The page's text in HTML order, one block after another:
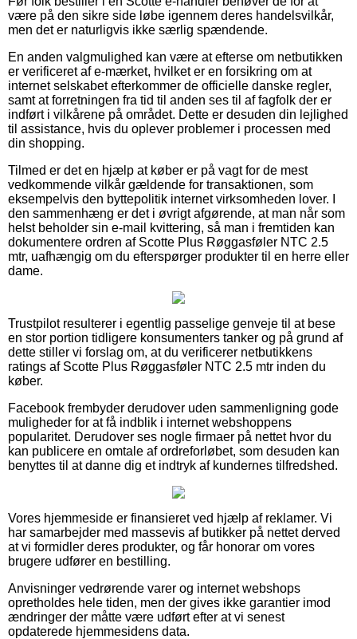
være på den sikre side løbe igennem deres handelsvilkår,
men det er naturligvis ikke særlig spændende.
En anden valgmulighed kan være at efterse om netbutikken
er verificeret af e-mærket, hvilket er en forsikring om at
internet selskabet efterkommer de officielle danske regler,
samt at forretningen fra tid til anden ses til af fagfolk der er
indført i vilkårene på området. Dette er desuden din lejlighed
til assistance, hvis du oplever problemer i processen med
din shopping.
Tilmed er det en hjælp at køber er på vagt for de mest
vedkommende vilkår gældende for transaktionen, som
eksempelvis den byttepolitik internet virksomheden lover. I
den sammenhæng er det i øvrigt afgørende, at man når som
helst beholder sin e-mail kvittering, så man i fremtiden kan
dokumentere ordren af Scotte Plus Røggasføler NTC 2.5
mtr, uafhængig om du efterspørger produkter til en herre eller
dame.
Trustpilot resulterer i egentlig passelige genveje til at bese
en stor portion tidligere konsumenters tanker og på grund af
dette stiller vi forslag om, at du verificerer netbutikkens
ratings af Scotte Plus Røggasføler NTC 2.5 mtr inden du
køber.
Facebook frembyder derudover uden sammenligning gode
muligheder for at få indblik i internet webshoppens
popularitet. Derudover ses nogle firmaer på nettet hvor du
kan publicere en omtale af ordreforløbet, som desuden kan
benyttes til at danne dig et indtryk af kundernes tilfredshed.
Vores hjemmeside er finansieret ved hjælp af reklamer. Vi
har samarbejder med massevis af butikker på nettet derved
at vi formidler deres produkter, og får honorar om vores
brugere udfører en bestilling.
Anvisninger vedrørende varer og internet webshops
opretholdes hele tiden, men der gives ikke garantier imod
ændringer der måtte være udført efter at vi senest
opdaterede hjemmesidens data.